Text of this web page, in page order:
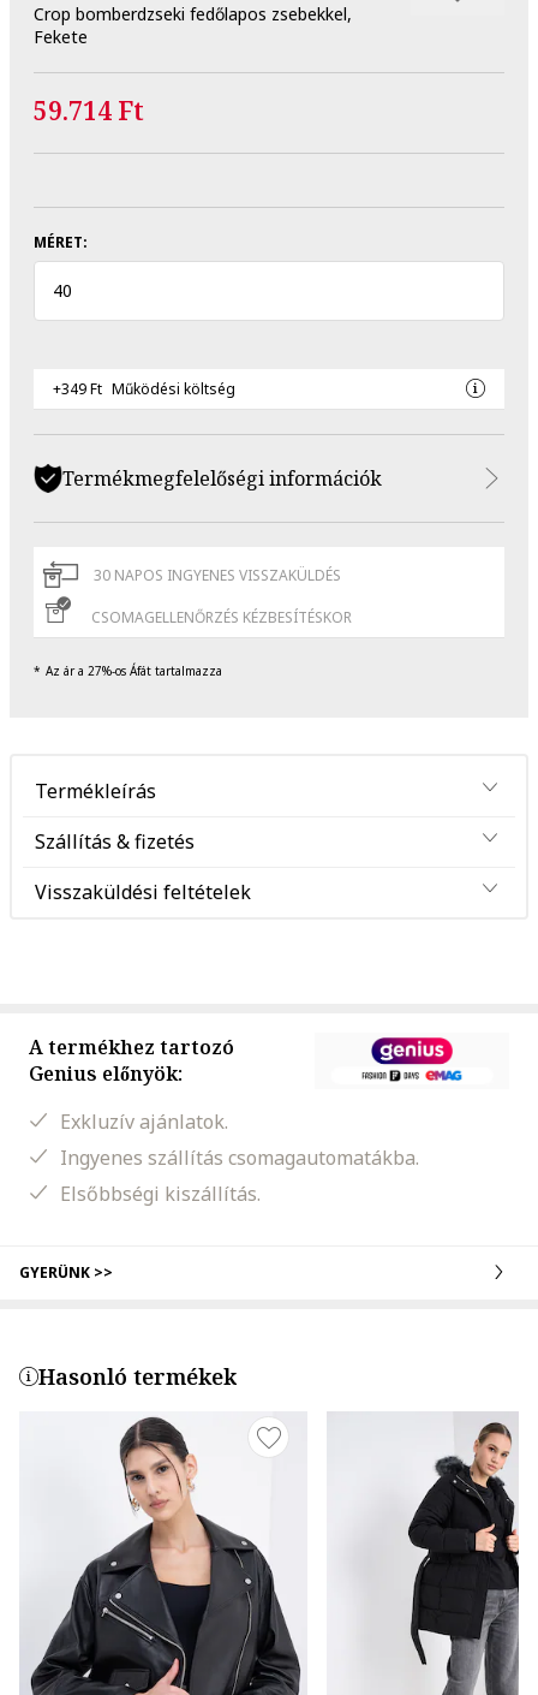
Crop bomberdzseki fedőlapos zsebekkel,
Fekete
59.714 Ft
MÉRET:
40
+349 Ft Működési költség
Termékmegfelelőségi információk
30 NAPOS INGYENES VISSZAKÜLDÉS
CSOMAGELLENŐRZÉS KÉZBESÍTÉSKOR
Az ár a 27%-os Áfát tartalmazza
Termékleírás
Szállítás & fizetés
Visszaküldési feltételek
A termékhez tartozó
Genius előnyök:
Exkluzív ajánlatok.
Ingyenes szállítás csomagautomatákba.
Elsőbbségi kiszállítás.
GYERÜNK >>
Hasonló termékek